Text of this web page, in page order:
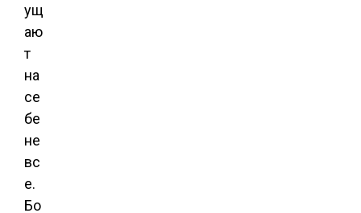
ущ
аю
т
на
се
бе
не
вс
е.
Бо